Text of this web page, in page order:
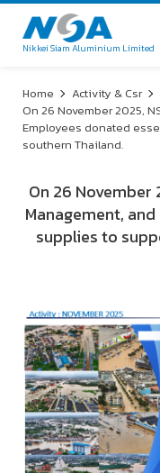
Nikkei Siam Aluminium Limited
Home
Activity & Csr
On 26 November 2025,
Employees donated
southern Thailand.
On 26 November
Management,
supplies to